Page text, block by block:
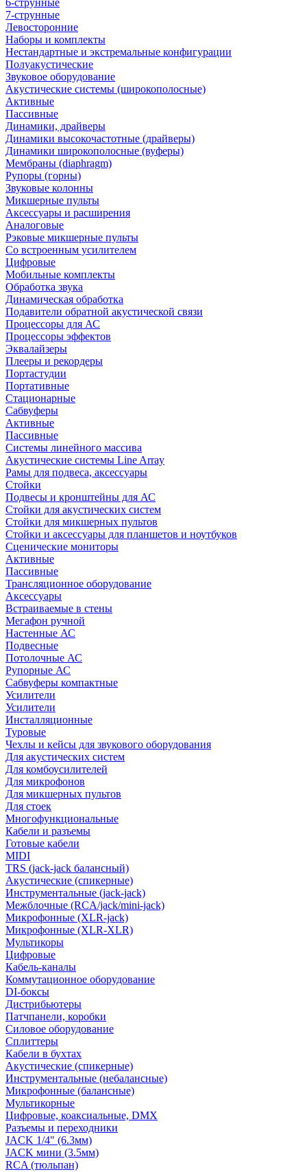
6-струнные
7-струнные
Левосторонние
Наборы и комплекты
Нестандартные и экстремальные конфигурации
Полуакустические
Звуковое оборудование
Акустические системы (широкополосные)
Активные
Пассивные
Динамики, драйверы
Динамики высокочастотные (драйверы)
Динамики широкополосные (вуферы)
Мембраны (diaphragm)
Рупоры (горны)
Звуковые колонны
Микшерные пульты
Аксессуары и расширения
Аналоговые
Рэковые микшерные пульты
Со встроенным усилителем
Цифровые
Мобильные комплекты
Обработка звука
Динамическая обработка
Подавители обратной акустической связи
Процессоры для АС
Процессоры эффектов
Эквалайзеры
Плееры и рекордеры
Портастудии
Портативные
Стационарные
Сабвуферы
Активные
Пассивные
Системы линейного массива
Акустические системы Line Array
Рамы для подвеса, аксессуары
Стойки
Подвесы и кронштейны для АС
Стойки для акустических систем
Стойки для микшерных пультов
Стойки и аксессуары для планшетов и ноутбуков
Сценические мониторы
Активные
Пассивные
Трансляционное оборудование
Аксессуары
Встраиваемые в стены
Мегафон ручной
Настенные АС
Подвесные
Потолочные АС
Рупорные АС
Сабвуферы компактные
Усилители
Усилители
Инсталляционные
Туровые
Чехлы и кейсы для звукового оборудования
Для акустических систем
Для комбоусилителей
Для микрофонов
Для микшерных пультов
Для стоек
Многофункциональные
Кабели и разъемы
Готовые кабели
MIDI
TRS (jack-jack балансный)
Акустические (спикерные)
Инструментальные (jack-jack)
Межблочные (RCA/jack/mini-jack)
Микрофонные (XLR-jack)
Микрофонные (XLR-XLR)
Мультикоры
Цифровые
Кабель-каналы
Коммутационное оборудование
DI-боксы
Дистрибьютеры
Патчпанели, коробки
Силовое оборудование
Сплиттеры
Кабели в бухтах
Акустические (спикерные)
Инструментальные (небалансные)
Микрофонные (балансные)
Мультикорные
Цифровые, коаксиальные, DMX
Разъемы и переходники
JACK 1/4" (6.3мм)
JACK мини (3.5мм)
RCA (тюльпан)